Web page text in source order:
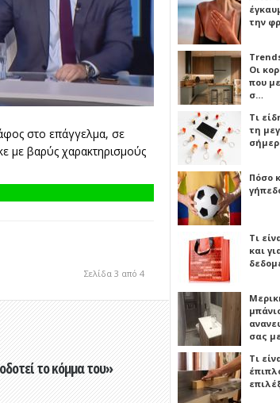
στο επάγγελμα, σε
με βαρύς χαρακτηρισμούς
Σελίδα 3 από 4
το κόμμα του»
την
Οι
που
σ…
Τι
τη
Πόσο
Τι
και
σας
Τι